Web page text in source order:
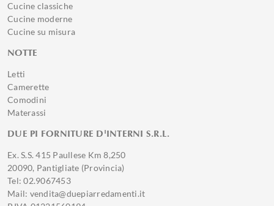
Cucine classiche
Cucine moderne
Cucine su misura
NOTTE
Letti
Camerette
Comodini
Materassi
DUE PI FORNITURE D'INTERNI S.R.L.
Ex. S.S. 415 Paullese Km 8,250
20090, Pantigliate (Provincia)
Tel: 02.9067453
Mail: vendita@duepiarredamenti.it